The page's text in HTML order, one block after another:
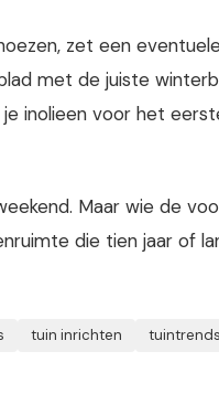
zet een
met de juiste
inolieen voor het
Maar wie de
die tien jaar of
tuin inrichten tuintrends